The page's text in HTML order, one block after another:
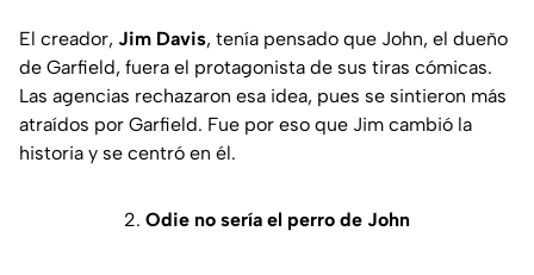
El creador, Jim Davis, tenía pensado que John, el dueño
de Garfield, fuera el protagonista de sus tiras cómicas.
Las agencias rechazaron esa idea, pues se sintieron más
atraídos por Garfield. Fue por eso que Jim cambió la
historia y se centró en él.
2. Odie no sería el perro de John